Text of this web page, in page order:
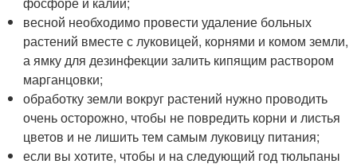
весной необходимо провести удаление больных
растений вместе с луковицей, корнями и комом земли,
а ямку для дезинфекции залить кипящим раствором
марганцовки;
обработку земли вокруг растений нужно проводить
очень осторожно, чтобы не повредить корни и листья
цветов и не лишить тем самым луковицу питания;
если вы хотите, чтобы и на следующий год тюльпаны